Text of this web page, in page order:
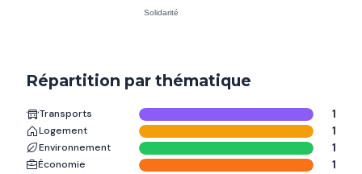
Répartition par thématique
Transports 1
Logement 1
Environnement 1
Économie 1